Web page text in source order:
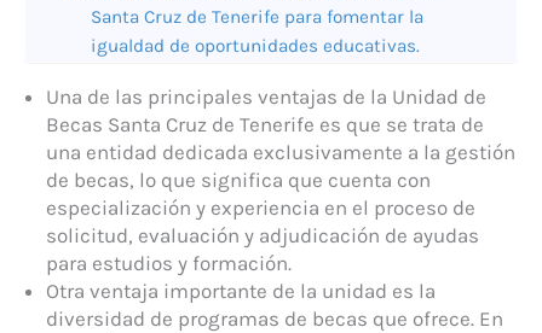
Santa Cruz de Tenerife para fomentar la
igualdad de oportunidades educativas.
Una de las principales ventajas de la Unidad de
Becas Santa Cruz de Tenerife es que se trata de
una entidad dedicada exclusivamente a la gestión
de becas, lo que significa que cuenta con
especialización y experiencia en el proceso de
solicitud, evaluación y adjudicación de ayudas
para estudios y formación.
Otra ventaja importante de la unidad es la
diversidad de programas de becas que ofrece. En